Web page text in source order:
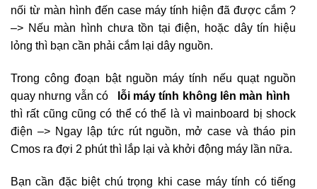
nối từ màn hình đến case máy tính hiện đã được cắm ?
–> Nếu màn hình chưa tồn tại điện, hoặc dây tín hiệu
lỏng thì bạn cần phải cắm lại dây nguồn.
Trong công đoạn bật nguồn máy tính nếu quạt nguồn
quay nhưng vẫn có
lỗi máy tính không lên màn hình
thì rất cũng cũng có thể có thể là vì mainboard bị shock
điện –> Ngay lập tức rút nguồn, mở case và tháo pin
Cmos ra đợi 2 phút thì lắp lại và khởi động máy lần nữa.
Bạn cần đặc biệt chú trọng khi case máy tính có tiếng